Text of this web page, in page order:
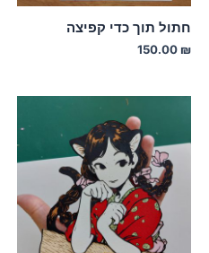
חתול תוך כדי קפיצה
150.00 ₪